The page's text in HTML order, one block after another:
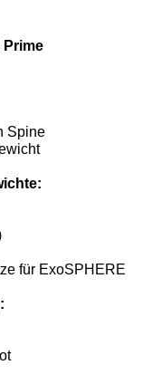
Prime
Spine
für ExoSPHERE